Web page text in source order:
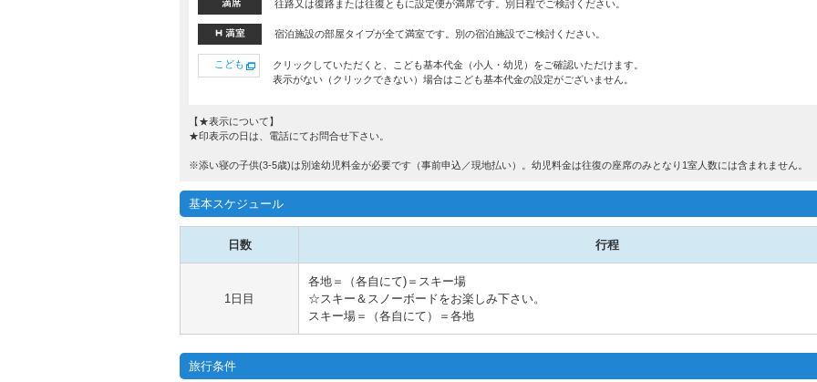
往路又は復路または往復ともに設定便が満席です。別日程でご検討ください。
宿泊施設の部屋タイプが全て満室です。別の宿泊施設でご検討ください。
こども
クリックしていただくと、こども基本代金（小人・幼児）をご確認いただけます。
表示がない（クリックできない）場合はこども基本代金の設定がございません。
【★表示について】
★印表示の日は、電話にてお問合せ下さい。
※添い寝の子供(3-5歳)は別途幼児料金が必要です（事前申込／現地払い）。幼児料金は往復の座席のみとなり1室人数には含まれません。
基本スケジュール
日数 行程
1日目
各地＝（各自にて)＝スキー場
☆スキー＆スノーボードをお楽しみ下さい。
スキー場＝（各自にて）＝各地
旅行条件